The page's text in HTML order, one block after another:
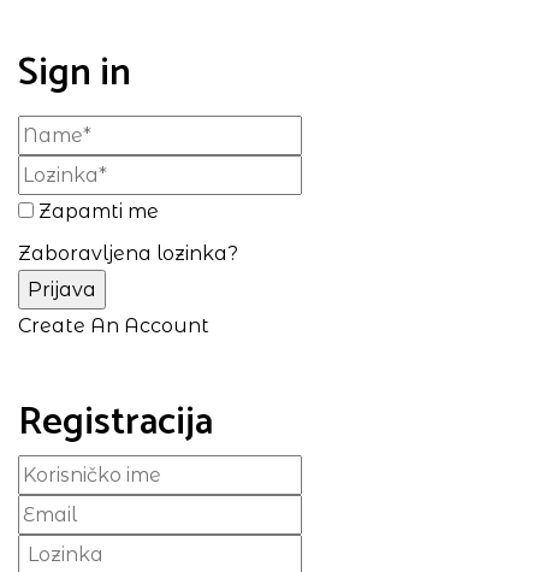
Sign in
Zapamti me
Zaboravljena lozinka?
Create An Account
Registracija